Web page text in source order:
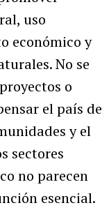
uso
económico y
No se
o
el país de
y el
sectores
no parecen
esencial.